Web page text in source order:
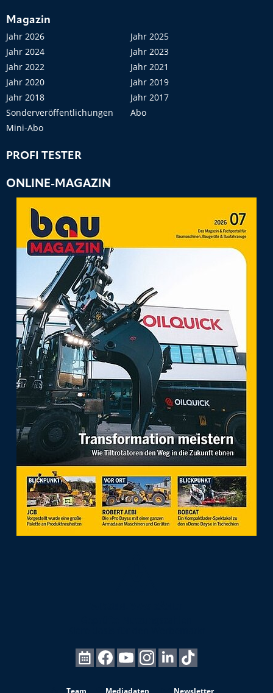
Magazin
Jahr 2026
Jahr 2025
Jahr 2024
Jahr 2023
Jahr 2022
Jahr 2021
Jahr 2020
Jahr 2019
Jahr 2018
Jahr 2017
Sonderveröffentlichungen
Abo
Mini-Abo
PROFI TESTER
ONLINE-MAGAZIN
Team Mediadaten Newsletter